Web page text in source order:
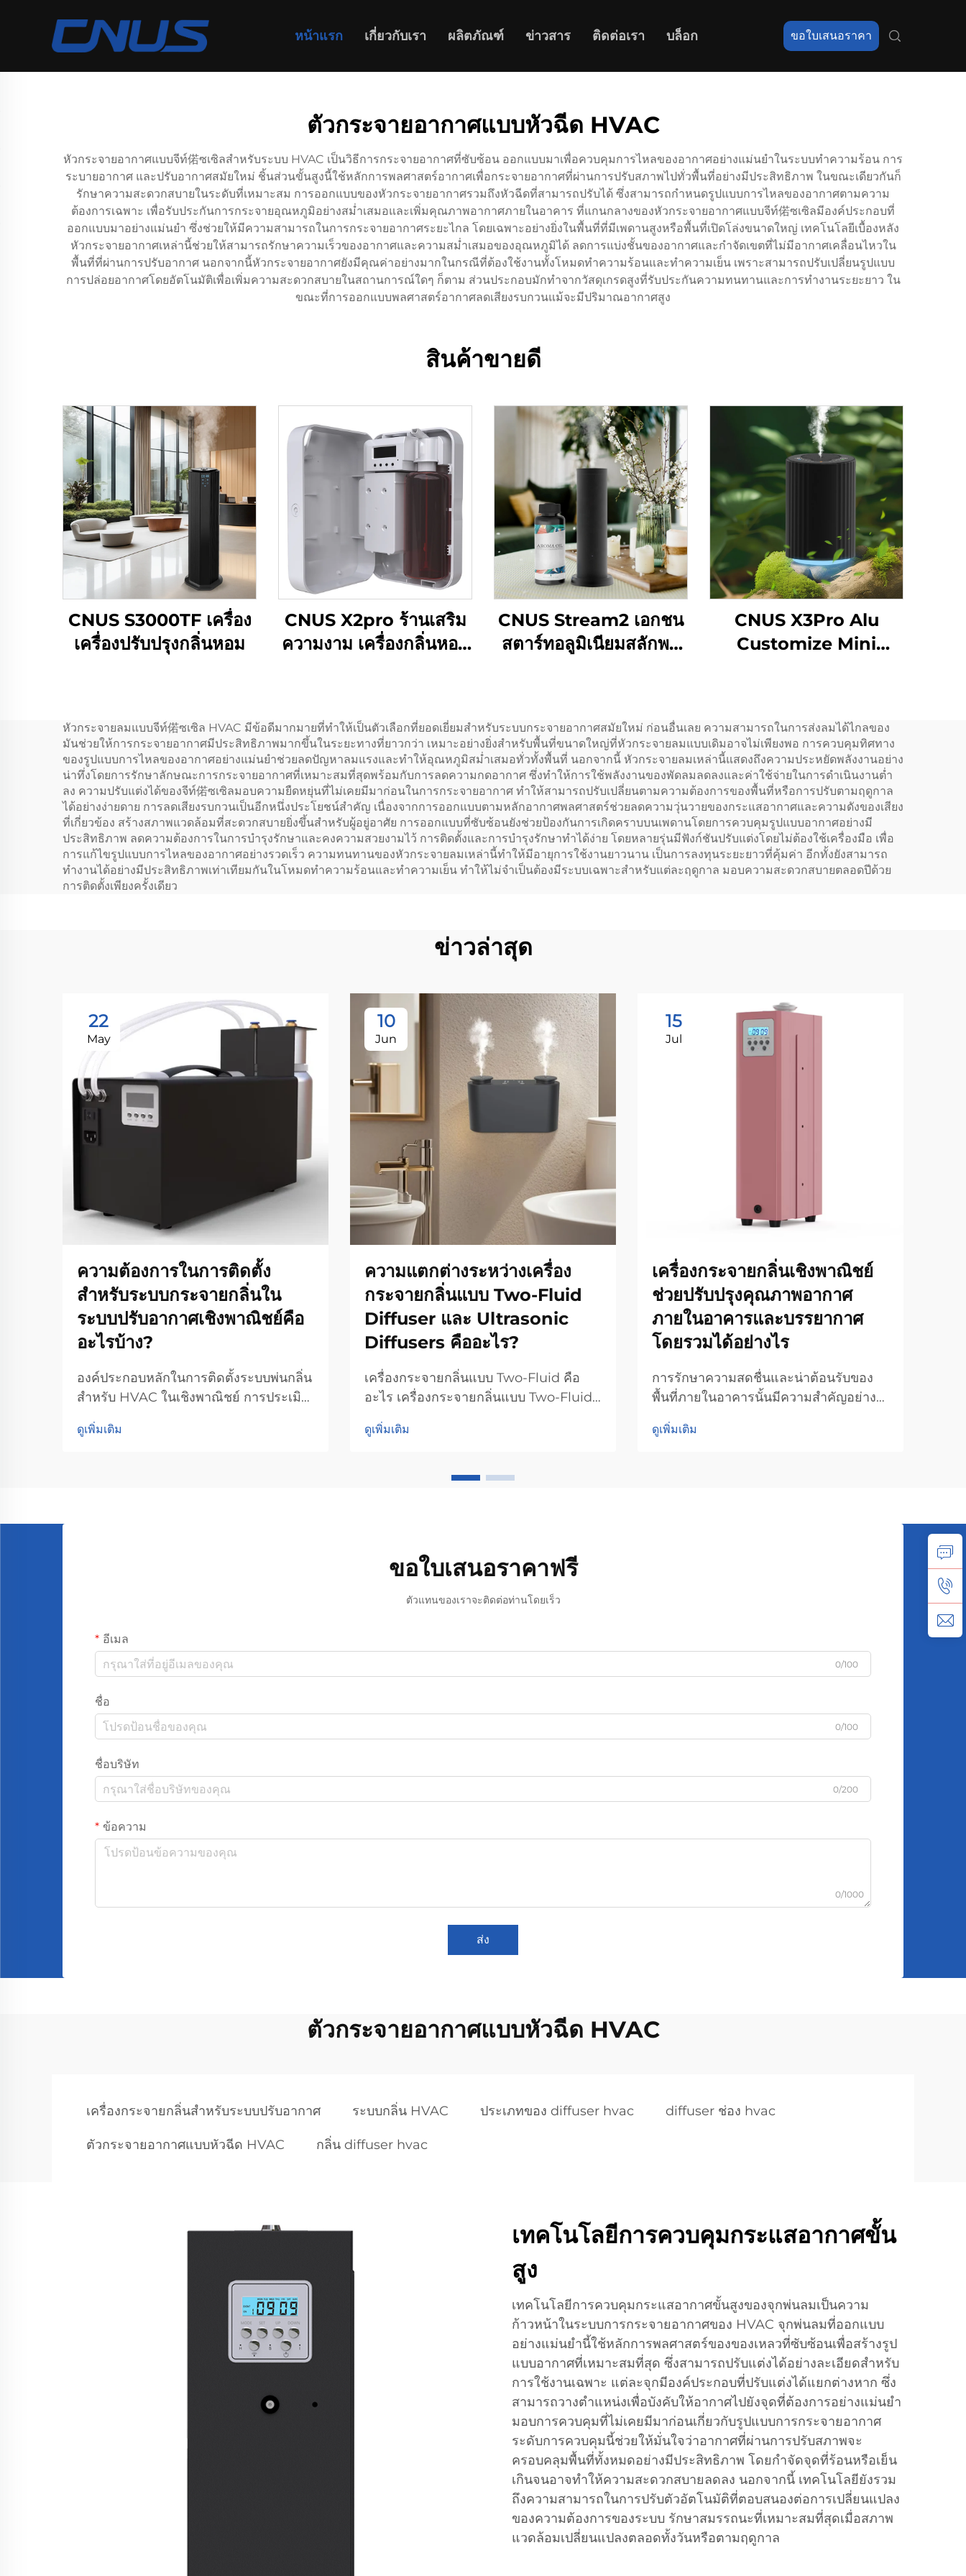
หน้าแรก เกี่ยวกับเรา ผลิตภัณฑ์ ข่าวสาร ติดต่อเรา บล็อก ขอใบเสนอราคา
ตัวกระจายอากาศแบบหัวฉีด HVAC
หัวกระจายอากาศแบบจีท์偌ซเซิลสำหรับระบบ HVAC เป็นวิธีการกระจายอากาศที่ซับซ้อน ออกแบบมาเพื่อควบคุมการไหลของอากาศอย่างแม่นยำในระบบทำความร้อน การ
ระบายอากาศ และปรับอากาศสมัยใหม่ ชิ้นส่วนขั้นสูงนี้ใช้หลักการพลศาสตร์อากาศเพื่อกระจายอากาศที่ผ่านการปรับสภาพไปทั่วพื้นที่อย่างมีประสิทธิภาพ ในขณะเดียวกันก็
รักษาความสะดวกสบายในระดับที่เหมาะสม การออกแบบของหัวกระจายอากาศรวมถึงหัวฉีดที่สามารถปรับได้ ซึ่งสามารถกำหนดรูปแบบการไหลของอากาศตามความ
ต้องการเฉพาะ เพื่อรับประกันการกระจายอุณหภูมิอย่างสม่ำเสมอและเพิ่มคุณภาพอากาศภายในอาคาร ที่แกนกลางของหัวกระจายอากาศแบบจีท์偌ซเซิลมีองค์ประกอบที่
ออกแบบมาอย่างแม่นยำ ซึ่งช่วยให้มีความสามารถในการกระจายอากาศระยะไกล โดยเฉพาะอย่างยิ่งในพื้นที่ที่มีเพดานสูงหรือพื้นที่เปิดโล่งขนาดใหญ่ เทคโนโลยีเบื้องหลัง
หัวกระจายอากาศเหล่านี้ช่วยให้สามารถรักษาความเร็วของอากาศและความสม่ำเสมอของอุณหภูมิได้ ลดการแบ่งชั้นของอากาศและกำจัดเขตที่ไม่มีอากาศเคลื่อนไหวใน
พื้นที่ที่ผ่านการปรับอากาศ นอกจากนี้หัวกระจายอากาศยังมีคุณค่าอย่างมากในกรณีที่ต้องใช้งานทั้งโหมดทำความร้อนและทำความเย็น เพราะสามารถปรับเปลี่ยนรูปแบบ
การปล่อยอากาศโดยอัตโนมัติเพื่อเพิ่มความสะดวกสบายในสถานการณ์ใดๆ ก็ตาม ส่วนประกอบมักทำจากวัสดุเกรดสูงที่รับประกันความทนทานและการทำงานระยะยาว ใน
ขณะที่การออกแบบพลศาสตร์อากาศลดเสียงรบกวนแม้จะมีปริมาณอากาศสูง
สินค้าขายดี
CNUS S3000TF เครื่อง
เครื่องปรับปรุงกลิ่นหอม
CNUS X2pro ร้านเสริม
ความงาม เครื่องกลิ่นหอม
CNUS Stream2 เอกชน
สตาร์ทอลูมิเนียมสลักพล็
WIFI การควบคุมสมาธิ
Aroma Diffuser
CNUS X3Pro Alu
Customize Mini
มันน้ํามัน
หัวกระจายลมแบบจีท์偌ซเซิล HVAC มีข้อดีมากมายที่ทำให้เป็นตัวเลือกที่ยอดเยี่ยมสำหรับระบบกระจายอากาศสมัยใหม่ ก่อนอื่นเลย ความสามารถในการส่งลมได้ไกลของ
มันช่วยให้การกระจายอากาศมีประสิทธิภาพมากขึ้นในระยะทางที่ยาวกว่า เหมาะอย่างยิ่งสำหรับพื้นที่ขนาดใหญ่ที่หัวกระจายลมแบบเดิมอาจไม่เพียงพอ การควบคุมทิศทาง
ของรูปแบบการไหลของอากาศอย่างแม่นยำช่วยลดปัญหาลมแรงและทำให้อุณหภูมิสม่ำเสมอทั่วทั้งพื้นที่ นอกจากนี้ หัวกระจายลมเหล่านี้แสดงถึงความประหยัดพลังงานอย่าง
น่าทึ่งโดยการรักษาลักษณะการกระจายอากาศที่เหมาะสมที่สุดพร้อมกับการลดความกดอากาศ ซึ่งทำให้การใช้พลังงานของพัดลมลดลงและค่าใช้จ่ายในการดำเนินงานต่ำ
ลง ความปรับแต่งได้ของจีท์偌ซเซิลมอบความยืดหยุ่นที่ไม่เคยมีมาก่อนในการกระจายอากาศ ทำให้สามารถปรับเปลี่ยนตามความต้องการของพื้นที่หรือการปรับตามฤดูกาล
ได้อย่างง่ายดาย การลดเสียงรบกวนเป็นอีกหนึ่งประโยชน์สำคัญ เนื่องจากการออกแบบตามหลักอากาศพลศาสตร์ช่วยลดความวุ่นวายของกระแสอากาศและความดังของเสียง
ที่เกี่ยวข้อง สร้างสภาพแวดล้อมที่สะดวกสบายยิ่งขึ้นสำหรับผู้อยู่อาศัย การออกแบบที่ซับซ้อนยังช่วยป้องกันการเกิดคราบบนเพดานโดยการควบคุมรูปแบบอากาศอย่างมี
ประสิทธิภาพ ลดความต้องการในการบำรุงรักษาและคงความสวยงามไว้ การติดตั้งและการบำรุงรักษาทำได้ง่าย โดยหลายรุ่นมีฟังก์ชันปรับแต่งโดยไม่ต้องใช้เครื่องมือ เพื่อ
การแก้ไขรูปแบบการไหลของอากาศอย่างรวดเร็ว ความทนทานของหัวกระจายลมเหล่านี้ทำให้มีอายุการใช้งานยาวนาน เป็นการลงทุนระยะยาวที่คุ้มค่า อีกทั้งยังสามารถ
ทำงานได้อย่างมีประสิทธิภาพเท่าเทียมกันในโหมดทำความร้อนและทำความเย็น ทำให้ไม่จำเป็นต้องมีระบบเฉพาะสำหรับแต่ละฤดูกาล มอบความสะดวกสบายตลอดปีด้วย
การติดตั้งเพียงครั้งเดียว
ข่าวล่าสุด
22
May
ความต้องการในการติดตั้ง
สำหรับระบบกระจายกลิ่นใน
ระบบปรับอากาศเชิงพาณิชย์คือ
อะไรบ้าง?
องค์ประกอบหลักในการติดตั้งระบบพ่นกลิ่น
สำหรับ HVAC ในเชิงพาณิชย์ การประเมิน
ติดตั้งระบบพ่นกลิ่นในระบบ HVAC สำหรับ
ดูเพิ่มเติม
10
Jun
ความแตกต่างระหว่างเครื่อง
กระจายกลิ่นแบบ Two-Fluid
Diffuser และ Ultrasonic
Diffusers คืออะไร?
เครื่องกระจายกลิ่นแบบ Two-Fluid คือ
อะไร เครื่องกระจายกลิ่นแบบ Two-Fluid
จายกลิ่นหอม เนื่องจากใช้แรงดันอากาศ
ละเอียดที่ช่วยกระจายกลิ่นหอมไปทั่วทุก
ดูเพิ่มเติม
15
Jul
เครื่องกระจายกลิ่นเชิงพาณิชย์
ช่วยปรับปรุงคุณภาพอากาศ
ภายในอาคารและบรรยากาศ
โดยรวมได้อย่างไร
การรักษาความสดชื่นและน่าต้อนรับของ
พื้นที่ภายในอาคารนั้นมีความสำคัญอย่าง
กระจายกลิ่นแบบเชิงพาณิชย์สามารถช่วย
ดูเพิ่มเติม
ขอใบเสนอราคาฟรี
ตัวแทนของเราจะติดต่อท่านโดยเร็ว
อีเมล
0/100
ชื่อ
0/100
ชื่อบริษัท
0/200
ข้อความ
0/1000
ส่ง
ตัวกระจายอากาศแบบหัวฉีด HVAC
เครื่องกระจายกลิ่นสำหรับระบบปรับอากาศ ระบบกลิ่น HVAC ประเภทของ diffuser hvac diffuser ช่อง hvac
ตัวกระจายอากาศแบบหัวฉีด HVAC กลิ่น diffuser hvac
เทคโนโลยีการควบคุมกระแสอากาศขั้น
สูง
เทคโนโลยีการควบคุมกระแสอากาศขั้นสูงของจุกพ่นลมเป็นความ
ก้าวหน้าในระบบการกระจายอากาศของ HVAC จุกพ่นลมที่ออกแบบ
อย่างแม่นยำนี้ใช้หลักการพลศาสตร์ของของเหลวที่ซับซ้อนเพื่อสร้างรูป
แบบอากาศที่เหมาะสมที่สุด ซึ่งสามารถปรับแต่งได้อย่างละเอียดสำหรับ
การใช้งานเฉพาะ แต่ละจุกมีองค์ประกอบที่ปรับแต่งได้แยกต่างหาก ซึ่ง
สามารถวางตำแหน่งเพื่อบังคับให้อากาศไปยังจุดที่ต้องการอย่างแม่นยำ
มอบการควบคุมที่ไม่เคยมีมาก่อนเกี่ยวกับรูปแบบการกระจายอากาศ
ระดับการควบคุมนี้ช่วยให้มั่นใจว่าอากาศที่ผ่านการปรับสภาพจะ
ครอบคลุมพื้นที่ทั้งหมดอย่างมีประสิทธิภาพ โดยกำจัดจุดที่ร้อนหรือเย็น
เกินจนอาจทำให้ความสะดวกสบายลดลง นอกจากนี้ เทคโนโลยียังรวม
ถึงความสามารถในการปรับตัวอัตโนมัติที่ตอบสนองต่อการเปลี่ยนแปลง
ของความต้องการของระบบ รักษาสมรรถนะที่เหมาะสมที่สุดเมื่อสภาพ
แวดล้อมเปลี่ยนแปลงตลอดทั้งวันหรือตามฤดูกาล